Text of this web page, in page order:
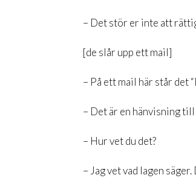
– Det stör er inte att
[de slår upp ett mail]
– På ett mail här står det
– Det är en hänvisning
– Hur vet du det?
– Jag vet vad lagen